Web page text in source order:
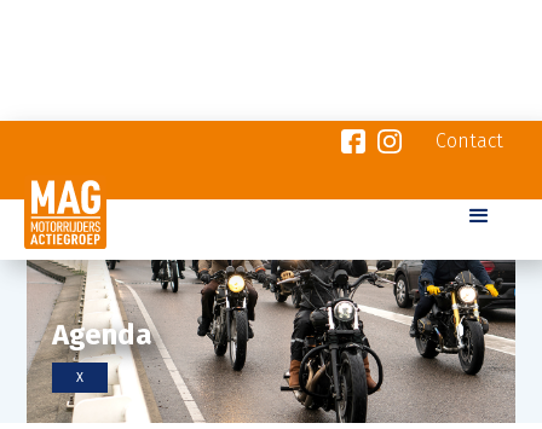
Contact
Agenda
X